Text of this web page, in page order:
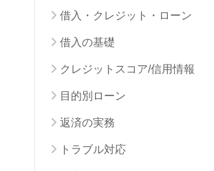
借入・クレジット・ローン
借入の基礎
クレジットスコア/信用情報
目的別ローン
返済の実務
トラブル対応